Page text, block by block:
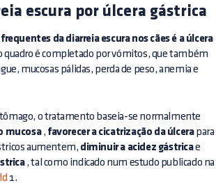
escura por úlcera gástrica
da diarreia escura nos cães é a úlcera
quadro é completado por vómitos, que também
mucosas pálidas, perda de peso, anemia e
o tratamento baseia-se normalmente
mucosa, favorecer a cicatrização da úlcerapara
aumentem, diminuir a acidez gástricae
, tal como indicado num estudo publicado na
1.